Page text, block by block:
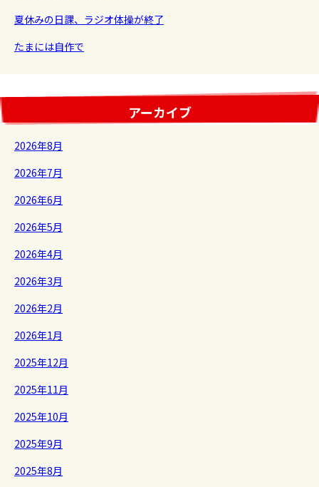
夏休みの日課、ラジオ体操が終了
たまには自作で
アーカイブ
2026年8月
2026年7月
2026年6月
2026年5月
2026年4月
2026年3月
2026年2月
2026年1月
2025年12月
2025年11月
2025年10月
2025年9月
2025年8月